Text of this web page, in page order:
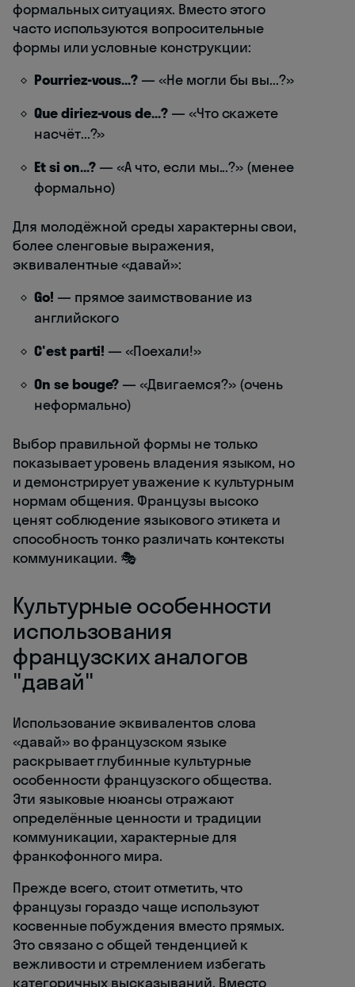
формальных ситуациях. Вместо этого
часто используются вопросительные
формы или условные конструкции:
Pourriez-vous...? — «Не могли бы вы...?»
Que diriez-vous de...?— «Что скажете
насчёт...?»
Et si on...? — «А что, если мы...?» (менее
формально)
Для молодёжной среды характерны свои,
более сленговые выражения,
эквивалентные «давай»:
Go! — прямое заимствование из
английского
C'est parti! — «Поехали!»
On se bouge? — «Двигаемся?» (очень
неформально)
Выбор правильной формы не только
показывает уровень владения языком, но
и демонстрирует уважение к культурным
нормам общения. Французы высоко
ценят соблюдение языкового этикета и
способность тонко различать контексты
коммуникации. 🎭
Культурные особенности
использования
французских аналогов
"давай"
Использование эквивалентов слова
«давай» во французском языке
раскрывает глубинные культурные
особенности французского общества.
Эти языковые нюансы отражают
определённые ценности и традиции
коммуникации, характерные для
франкофонного мира.
Прежде всего, стоит отметить, что
французы гораздо чаще используют
косвенные побуждения вместо прямых.
Это связано с общей тенденцией к
вежливости и стремлением избегать
категоричных высказываний. Вместо